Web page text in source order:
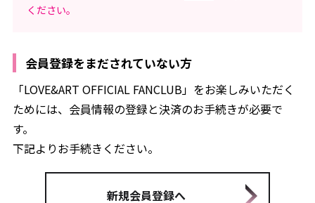
ください。
会員登録をまだされていない方
「LOVE&ART OFFICIAL FANCLUB」をお楽しみいただく
ためには、会員情報の登録と決済のお手続きが必要で
す。
下記よりお手続きください。
新規会員登録へ